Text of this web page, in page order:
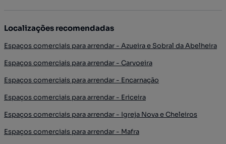
Localizações recomendadas
Espaços comerciais para arrendar - Azueira e Sobral da Abelheira
Espaços comerciais para arrendar - Carvoeira
Espaços comerciais para arrendar - Encarnação
Espaços comerciais para arrendar - Ericeira
Espaços comerciais para arrendar - Igreja Nova e Cheleiros
Espaços comerciais para arrendar - Mafra